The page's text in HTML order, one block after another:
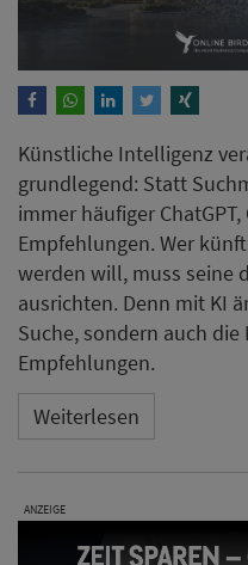
Künstliche Intelligenz
grundlegend: Statt
immer häufiger
Empfehlungen. Wer
werden will, muss seine
ausrichten. Denn mit KI
Suche, sondern auch
Empfehlungen.
Weiterlesen
ANZEIGE